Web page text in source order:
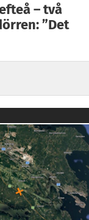
– två
”Det